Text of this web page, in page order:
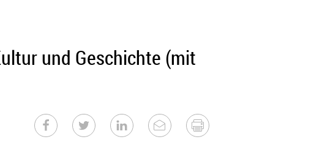
und Geschichte (mit